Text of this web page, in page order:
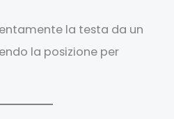
la testa da un
la posizione per